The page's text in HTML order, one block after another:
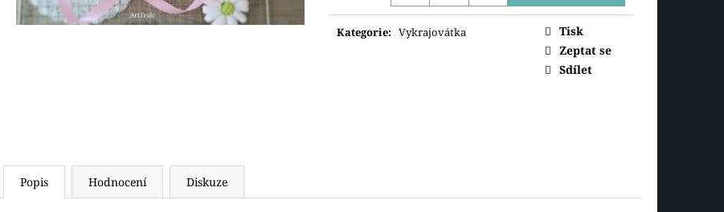
cena:
Kategorie: Vykrajovátka
Tisk
Zeptat se
Sdílet
Popis Hodnocení Diskuze
VYKRAJOVÁTKO SANTA A PANÍ
SANTOVÁ
VYKRAJOVÁTKA ADVETNÍ KALENDÁŘ
4CM